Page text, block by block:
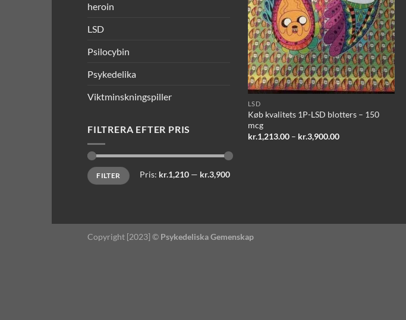
heroin
LSD
Psilocybin
Psykedelika
Viktminskningspiller
FILTRERA EFTER PRIS
Mindste
pris
Højeste
prisFILTER Pris: kr.1,210 — kr.3,900
LSD
Køb kvalitets 1P-LSD blotters – 150
mcg
kr.1,213.00 – kr.3,900.00Prisinterval:
Copyright [2023] © Psykedeliska Gemenskap